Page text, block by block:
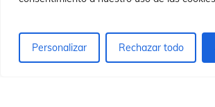
Personalizar Rechazar todo